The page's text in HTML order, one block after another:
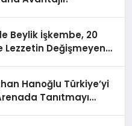
Beylik İşkembe, 20
Lezzetin Değişmeyen
Hanoğlu Türkiye’yi
Tanıtmayı